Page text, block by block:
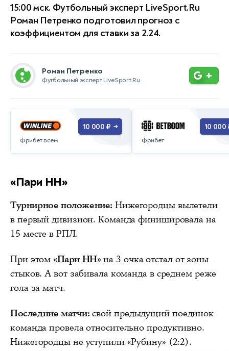
15:00 мск. Футбольный эксперт LiveSport.Ru
Роман Петренко подготовил прогноз с
коэффициентом для ставки за 2.24.
Роман Петренко
Футбольный эксперт LiveSport.Ru +
Фрибет всем
10 000 ₽ →
Фрибет
10 000
«Пари НН»
Турнирное положение: Нижегородцы вылетели
в первый дивизион. Команда финишировала на
15 месте в РПЛ.
При этом«Пари НН»на 3 очка отстал от зоны
стыков. А вот забивала команда в среднем реже
гола за матч.
Последние матчи: свой предыдущий поединок
команда провела относительно продуктивно.
Нижегородцы не уступили «Рубину» (2:2).